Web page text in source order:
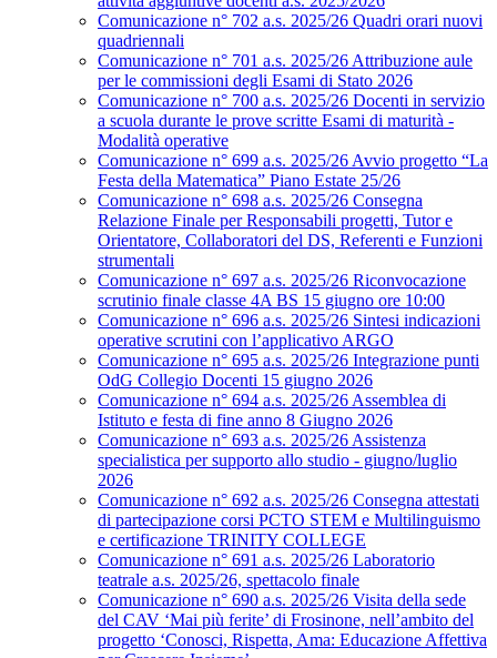
Comunicazione n° 702 a.s. 2025/26 Quadri orari nuovi
quadriennali
Comunicazione n° 701 a.s. 2025/26 Attribuzione aule
per le commissioni degli Esami di Stato 2026
Comunicazione n° 700 a.s. 2025/26 Docenti in servizio
a scuola durante le prove scritte Esami di maturità -
Modalità operative
Comunicazione n° 699 a.s. 2025/26 Avvio progetto “La
Festa della Matematica” Piano Estate 25/26
Comunicazione n° 698 a.s. 2025/26 Consegna
Relazione Finale per Responsabili progetti, Tutor e
Orientatore, Collaboratori del DS, Referenti e Funzioni
strumentali
Comunicazione n° 697 a.s. 2025/26 Riconvocazione
scrutinio finale classe 4A BS 15 giugno ore 10:00
Comunicazione n° 696 a.s. 2025/26 Sintesi indicazioni
operative scrutini con l’applicativo ARGO
Comunicazione n° 695 a.s. 2025/26 Integrazione punti
OdG Collegio Docenti 15 giugno 2026
Comunicazione n° 694 a.s. 2025/26 Assemblea di
Istituto e festa di fine anno 8 Giugno 2026
Comunicazione n° 693 a.s. 2025/26 Assistenza
specialistica per supporto allo studio - giugno/luglio
2026
Comunicazione n° 692 a.s. 2025/26 Consegna attestati
di partecipazione corsi PCTO STEM e Multilinguismo
e certificazione TRINITY COLLEGE
Comunicazione n° 691 a.s. 2025/26 Laboratorio
teatrale a.s. 2025/26, spettacolo finale
Comunicazione n° 690 a.s. 2025/26 Visita della sede
del CAV ‘Mai più ferite’ di Frosinone, nell’ambito del
progetto ‘Conosci, Rispetta, Ama: Educazione Affettiva